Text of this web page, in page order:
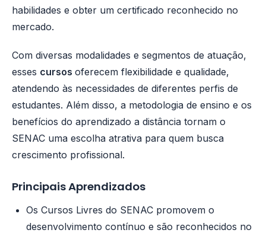
habilidades e obter um certificado reconhecido no
mercado.
Com diversas modalidades e segmentos de atuação,
esses cursos oferecem flexibilidade e qualidade,
atendendo às necessidades de diferentes perfis de
estudantes. Além disso, a metodologia de ensino e os
benefícios do aprendizado a distância tornam o
SENAC uma escolha atrativa para quem busca
crescimento profissional.
Principais Aprendizados
Os Cursos Livres do SENAC promovem o
desenvolvimento contínuo e são reconhecidos no